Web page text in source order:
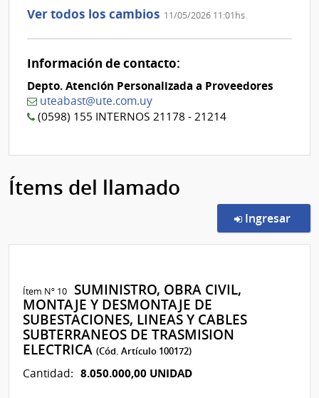
aclaración
0
Ver todos los cambios 11/05/2026 11:01hs
Información de contacto:
Depto. Atención Personalizada a Proveedores
uteabast@ute.com.uy
(0598) 155 INTERNOS 21178 - 21214
Ítems del llamado
Ingresar
Ítem Nº 10
SUMINISTRO, OBRA CIVIL,
MONTAJE Y DESMONTAJE DE
SUBESTACIONES, LINEAS Y CABLES
SUBTERRANEOS DE TRASMISION
ELECTRICA(Cód. Artículo 100172)
Cantidad: 8.050.000,00 UNIDAD